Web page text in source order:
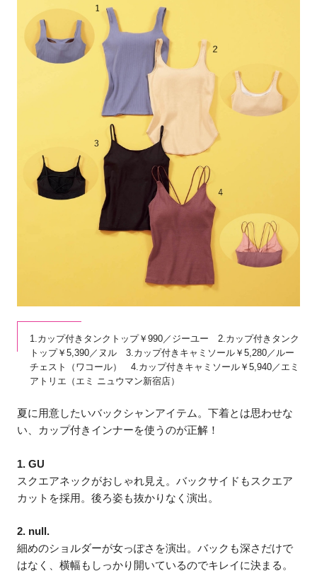
1.カップ付きタンクトップ￥990／ジーユー 2.カップ付きタンク
トップ￥5,390／ヌル 3.カップ付きキャミソール￥5,280／ルー
チェスト（ワコール） 4.カップ付きキャミソール￥5,940／エミ
アトリエ（エミ ニュウマン新宿店）
夏に用意したいバックシャンアイテム。下着とは思わせな
い、カップ付きインナーを使うのが正解！
1. GU
スクエアネックがおしゃれ見え。バックサイドもスクエア
カットを採用。後ろ姿も抜かりなく演出。
2. null.
細めのショルダーが女っぽさを演出。バックも深さだけで
はなく、横幅もしっかり開いているのでキレイに決まる。